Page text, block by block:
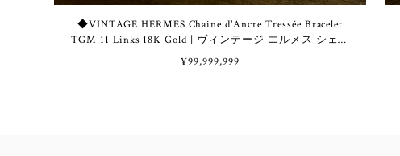
◆VINTAGE HERMES Chaine d'Ancre Tressée Bracelet
TGM 11 Links 18K Gold | ヴィンテージ エルメス シェー
ヌ ダンクル トレッセ ブレスレット TGM 11コマ 18K ゴ
ールド
¥99,999,999